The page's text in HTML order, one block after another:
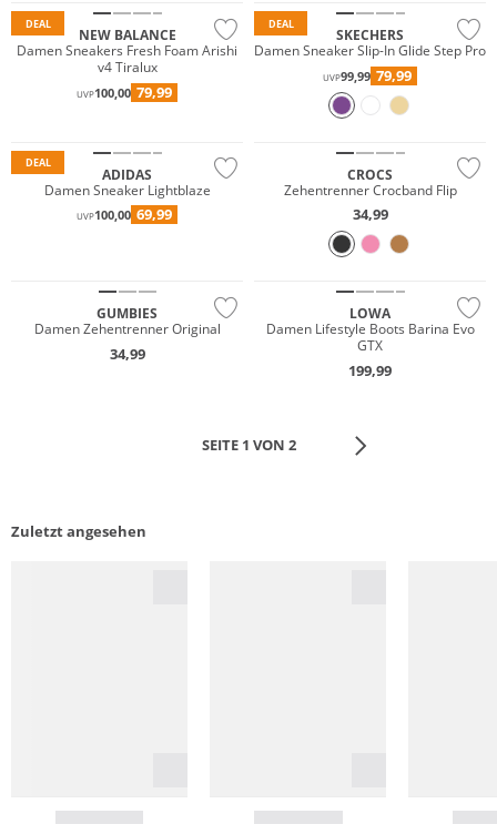
DEAL
NEW BALANCE
Damen Sneakers Fresh Foam Arishi
v4 Tiralux
UVP100,00 79,99
DEAL
SKECHERS
Damen Sneaker Slip-In Glide Step Pro
UVP99,99 79,99
DEAL
ADIDAS
Damen Sneaker Lightblaze
UVP100,00 69,99
CROCS
Zehentrenner Crocband Flip
34,99
GUMBIES
Damen Zehentrenner Original
34,99
LOWA
Damen Lifestyle Boots Barina Evo
GTX
199,99
SEITE 1 VON 2
Zuletzt angesehen